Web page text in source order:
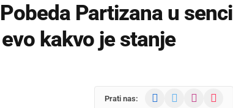
Partizana u senci
kakvo je stanje
Prati nas: Facebook Instagram
TikTok